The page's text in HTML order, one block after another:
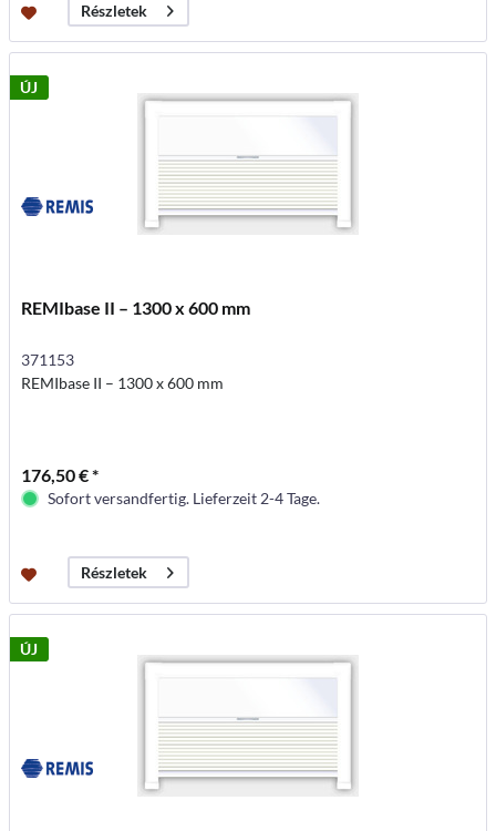
Részletek
ÚJ
REMIbase II – 1300 x 600 mm
371153
REMIbase II – 1300 x 600 mm
176,50 € *
Sofort versandfertig. Lieferzeit 2-4 Tage.
Részletek
ÚJ